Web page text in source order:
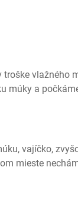
troške vlažného
múky a
vajíčko,
mieste